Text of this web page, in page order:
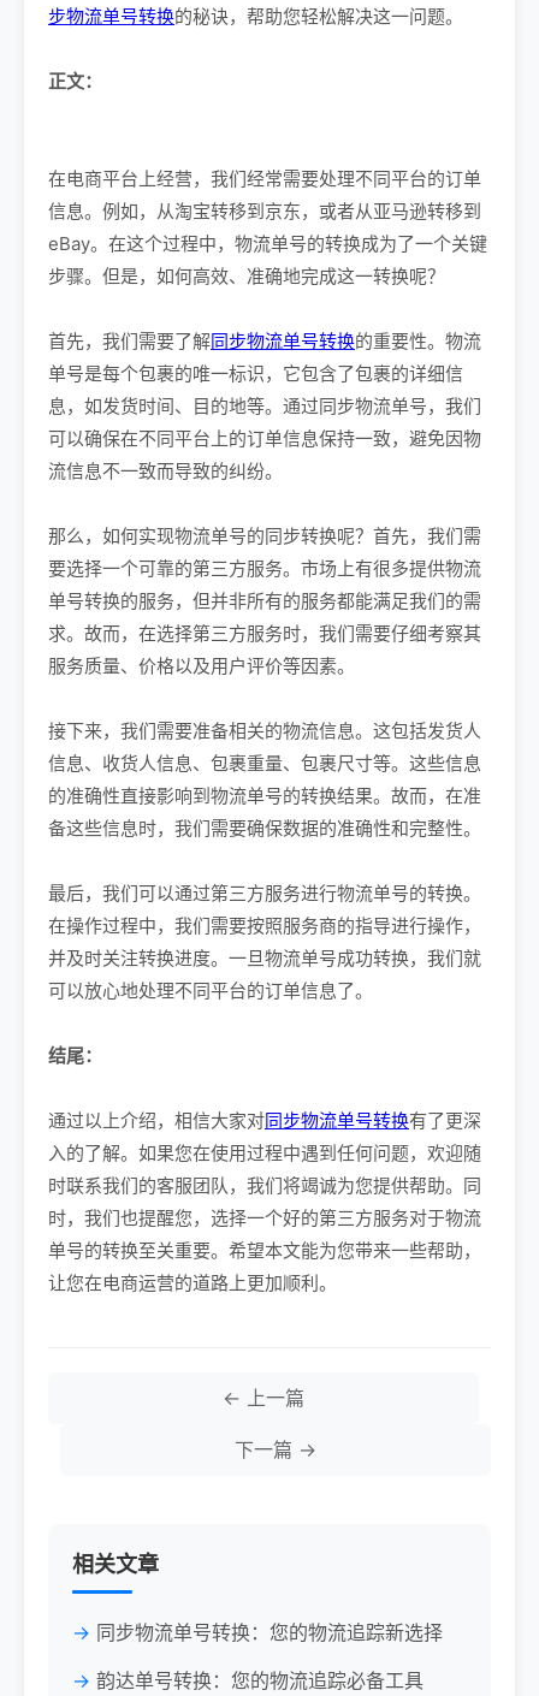
步物流单号转换的秘诀，帮助您轻松解决这一问题。
正文：
在电商平台上经营，我们经常需要处理不同平台的订单
信息。例如，从淘宝转移到京东，或者从亚马逊转移到
eBay。在这个过程中，物流单号的转换成为了一个关键
步骤。但是，如何高效、准确地完成这一转换呢？
首先，我们需要了解同步物流单号转换的重要性。物流
单号是每个包裹的唯一标识，它包含了包裹的详细信
息，如发货时间、目的地等。通过同步物流单号，我们
可以确保在不同平台上的订单信息保持一致，避免因物
流信息不一致而导致的纠纷。
那么，如何实现物流单号的同步转换呢？首先，我们需
要选择一个可靠的第三方服务。市场上有很多提供物流
单号转换的服务，但并非所有的服务都能满足我们的需
求。故而，在选择第三方服务时，我们需要仔细考察其
服务质量、价格以及用户评价等因素。
接下来，我们需要准备相关的物流信息。这包括发货人
信息、收货人信息、包裹重量、包裹尺寸等。这些信息
的准确性直接影响到物流单号的转换结果。故而，在准
备这些信息时，我们需要确保数据的准确性和完整性。
最后，我们可以通过第三方服务进行物流单号的转换。
在操作过程中，我们需要按照服务商的指导进行操作，
并及时关注转换进度。一旦物流单号成功转换，我们就
可以放心地处理不同平台的订单信息了。
结尾：
通过以上介绍，相信大家对同步物流单号转换有了更深
入的了解。如果您在使用过程中遇到任何问题，欢迎随
时联系我们的客服团队，我们将竭诚为您提供帮助。同
时，我们也提醒您，选择一个好的第三方服务对于物流
单号的转换至关重要。希望本文能为您带来一些帮助，
让您在电商运营的道路上更加顺利。
← 上一篇
下一篇 →
相关文章
同步物流单号转换：您的物流追踪新选择
韵达单号转换：您的物流追踪必备工具